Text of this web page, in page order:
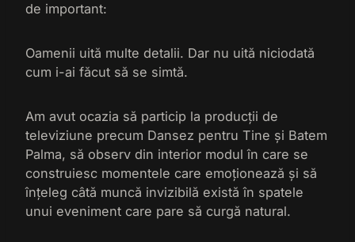
de important:
Oamenii uită multe detalii. Dar nu uită niciodată
cum i-ai făcut să se simtă.
Am avut ocazia să particip la producții de
televiziune precum Dansez pentru Tine și Batem
Palma, să observ din interior modul în care se
construiesc momentele care emoționează și să
înțeleg câtă muncă invizibilă există în spatele
unui eveniment care pare să curgă natural.